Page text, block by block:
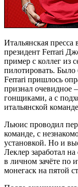
Итальянская
президент Ferrari
пример с коллег из
пилотировать.
Ferrari пришлось
признал очевидное
гонщиками, а с
итальянской
Льюис проводил
команде, с
установкой. Но и
Леклер заработал
в личном зачёте по
монегаск на пятой